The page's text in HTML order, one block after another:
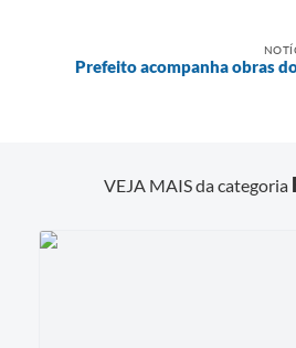
Prefeito acompanha obras
VEJA MAIS da categoria